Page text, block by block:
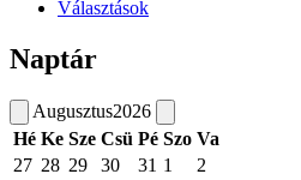
Választások
Naptár
Augusztus2026
Hé Ke Sze Csü Pé Szo Va
27 28 29 30 31 1
2